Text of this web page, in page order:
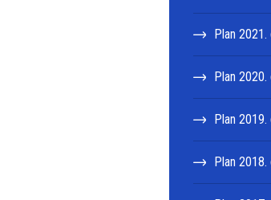
Plan 2021.
Plan 2020.
Plan 2019.
Plan 2018.